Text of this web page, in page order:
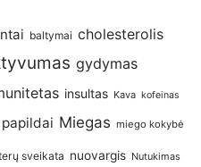
baltymai cholesterolis
gydymas
insultas Kava kofeinas
Miegas miego kokybė
sveikata nuovargis Nutukimas